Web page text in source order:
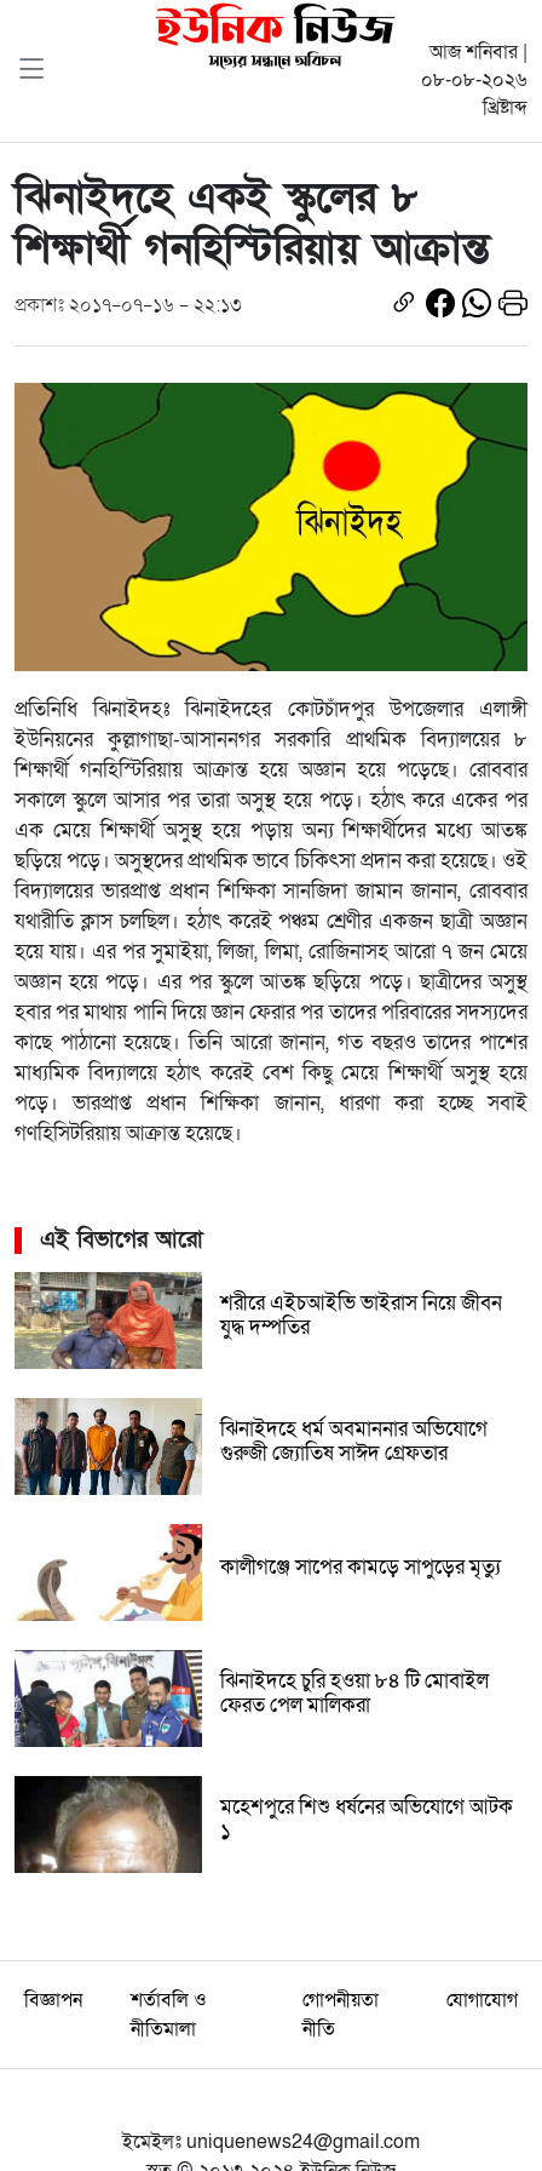
আজ শনিবার |
০৮-০৮-২০২৬
খ্রিষ্টাব্দ
ঝিনাইদহে একই স্কুলের ৮
শিক্ষার্থী গনহিস্টিরিয়ায় আক্রান্ত
প্রকাশঃ ২০১৭-০৭-১৬ - ২২:১৩
প্রতিনিধি ঝিনাইদহঃ ঝিনাইদহের কোটচাঁদপুর উপজেলার এলাঙ্গী
ইউনিয়নের কুল্লাগাছা-আসাননগর সরকারি প্রাথমিক বিদ্যালয়ের ৮
শিক্ষার্থী গনহিস্টিরিয়ায় আক্রান্ত হয়ে অজ্ঞান হয়ে পড়েছে। রোববার
সকালে স্কুলে আসার পর তারা অসুস্থ হয়ে পড়ে। হঠাৎ করে একের পর
এক মেয়ে শিক্ষার্থী অসুস্থ হয়ে পড়ায় অন্য শিক্ষার্থীদের মধ্যে আতঙ্ক
ছড়িয়ে পড়ে। অসুস্থদের প্রাথমিক ভাবে চিকিৎসা প্রদান করা হয়েছে। ওই
বিদ্যালয়ের ভারপ্রাপ্ত প্রধান শিক্ষিকা সানজিদা জামান জানান, রোববার
যথারীতি ক্লাস চলছিল। হঠাৎ করেই পঞ্চম শ্রেণীর একজন ছাত্রী অজ্ঞান
হয়ে যায়। এর পর সুমাইয়া, লিজা, লিমা, রোজিনাসহ আরো ৭ জন মেয়ে
অজ্ঞান হয়ে পড়ে। এর পর স্কুলে আতঙ্ক ছড়িয়ে পড়ে। ছাত্রীদের অসুস্থ
হবার পর মাথায় পানি দিয়ে জ্ঞান ফেরার পর তাদের পরিবারের সদস্যদের
কাছে পাঠানো হয়েছে। তিনি আরো জানান, গত বছরও তাদের পাশের
মাধ্যমিক বিদ্যালয়ে হঠাৎ করেই বেশ কিছু মেয়ে শিক্ষার্থী অসুস্থ হয়ে
পড়ে। ভারপ্রাপ্ত প্রধান শিক্ষিকা জানান, ধারণা করা হচ্ছে সবাই
গণহিসিটরিয়ায় আক্রান্ত হয়েছে।
এই বিভাগের আরো
শরীরে এইচআইভি ভাইরাস নিয়ে জীবন
যুদ্ধ দম্পতির
ঝিনাইদহে ধর্ম অবমাননার অভিযোগে
গুরুজী জ্যোতিষ সাঈদ গ্রেফতার
কালীগঞ্জে সাপের কামড়ে সাপুড়ের মৃত্যু
ঝিনাইদহে চুরি হওয়া ৮৪ টি মোবাইল
ফেরত পেল মালিকরা
মহেশপুরে শিশু ধর্ষনের অভিযোগে আটক
১
বিজ্ঞাপন
শর্তাবলি ও
নীতিমালা
গোপনীয়তা
নীতি
যোগাযোগ
ইমেইলঃ uniquenews24@gmail.com